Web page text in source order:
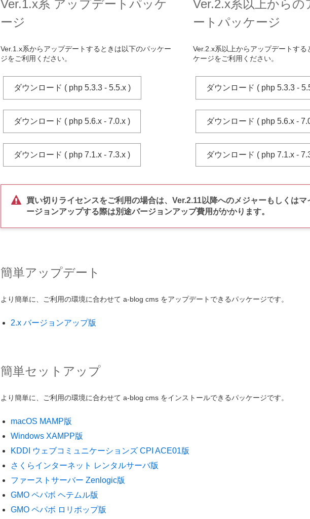
Ver.1.x系 アップデートパッケ
ージ
Ver.1.x系からアップデートするときは以下のパッケー
ジをご利用ください。
ダウンロード ( php 5.3.3 - 5.5.x )
ダウンロード ( php 5.6.x - 7.0.x )
ダウンロード ( php 7.1.x - 7.3.x )
Ver.2.x系以上からの
ートパッケージ
Ver.2.x系以上からアップデートする
ケージをご利用ください。
ダウンロード ( php 5.3.3 -
ダウンロード ( php 5.6.x -
ダウンロード ( php 7.1.x -
買い切りライセンスをご利用の場合は、Ver.2.11以降へのメジャーもしくはマ
ージョンアップする際は別途バージョンアップ費用がかかります。
簡単アップデート
より簡単に、ご利用の環境に合わせて a-blog cms をアップデートできるパッケージです。
2.x バージョンアップ版
簡単セットアップ
より簡単に、ご利用の環境に合わせて a-blog cms をインストールできるパッケージです。
macOS MAMP版
Windows XAMPP版
KDDI ウェブコミュニケーションズ CPI ACE01版
さくらインターネット レンタルサーバ版
ファーストサーバー Zenlogic版
GMO ペパボ ヘテムル版
GMO ペパボ ロリポップ版